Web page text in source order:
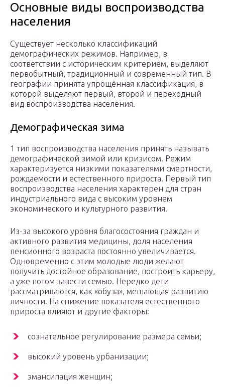
Основные виды воспроизводства
населения
Существует несколько классификаций
демографических режимов. Например, в
соответствии с историческим критерием, выделяют
первобытный, традиционный и современный тип. В
географии принята упрощённая классификация, в
которой выделяют первый, второй и переходный
вид воспроизводства населения.
Демографическая зима
1 тип воспроизводства населения принять называть
демографической зимой или кризисом. Режим
характеризуется низкими показателями смертности,
рождаемости и естественного прироста. Первый тип
воспроизводства населения характерен для стран
индустриального вида с высоким уровнем
экономического и культурного развития.
Из-за высокого уровня благосостояния граждан и
активного развития медицины, доля населения
пенсионного возраста постоянно увеличивается.
Одновременно с этим молодые люди желают
получить достойное образование, построить карьеру,
а уже потом завести семью. Нередко дети
рассматриваются, как «обуза», мешающая развитию
личности. На снижение показателя естественного
прироста влияют и другие факторы:
сознательное регулирование размера семьи;
высокий уровень урбанизации;
эмансипация женщин;